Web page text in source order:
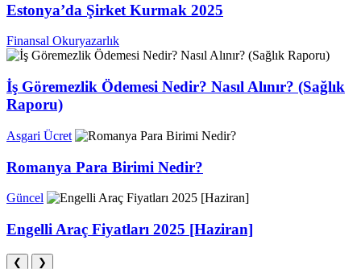
Estonya’da Şirket Kurmak 2025
Finansal Okuryazarlık
İş Göremezlik Ödemesi Nedir? Nasıl Alınır? (Sağlık
Raporu)
Asgari Ücret
Romanya Para Birimi Nedir?
Güncel
Engelli Araç Fiyatları 2025 [Haziran]
❮
❯